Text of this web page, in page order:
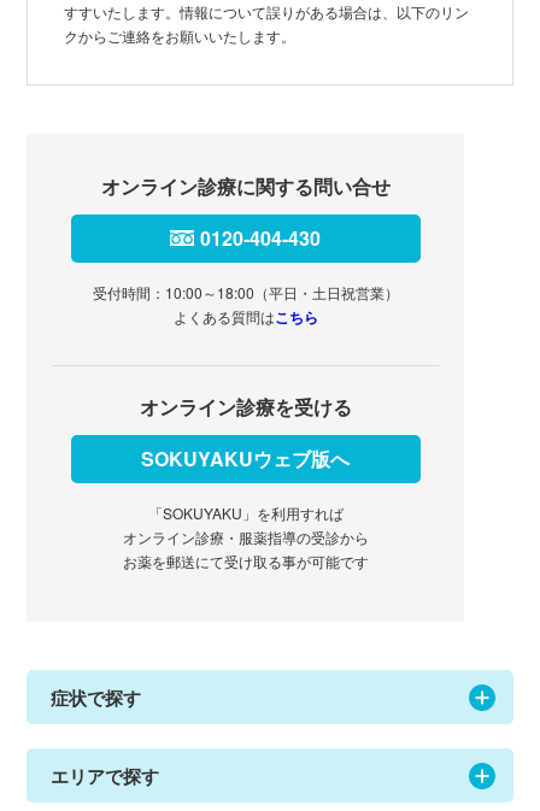
すすいたします。情報について誤りがある場合は、以下のリン
クからご連絡をお願いいたします。
オンライン診療に関する問い合せ
0120-404-430
受付時間：10:00～18:00（平日・土日祝営業）
よくある質問はこちら
オンライン診療を受ける
SOKUYAKUウェブ版へ
「SOKUYAKU」を利用すれば
オンライン診療・服薬指導の受診から
お薬を郵送にて受け取る事が可能です
症状で探す
エリアで探す